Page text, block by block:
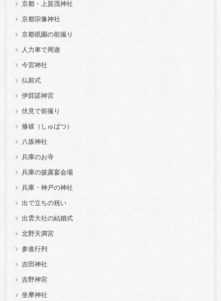
京都・上賀茂神社
京都宗像神社
京都祇園の前撮り
人力車で周遊
今宮神社
仏前式
伊弉諾神宮
伏見で前撮り
修祓（しゅばつ）
八坂神社
兵庫のお寺
兵庫の披露宴会場
兵庫・神戸の神社
出で立ちの祝い
出雲大社の結婚式
北野天満宮
参進行列
吉田神社
吉野神宮
坐摩神社